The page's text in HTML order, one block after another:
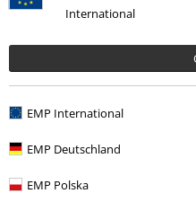
International
EMP International
EMP Deutschland
EMP Polska
37,99 €